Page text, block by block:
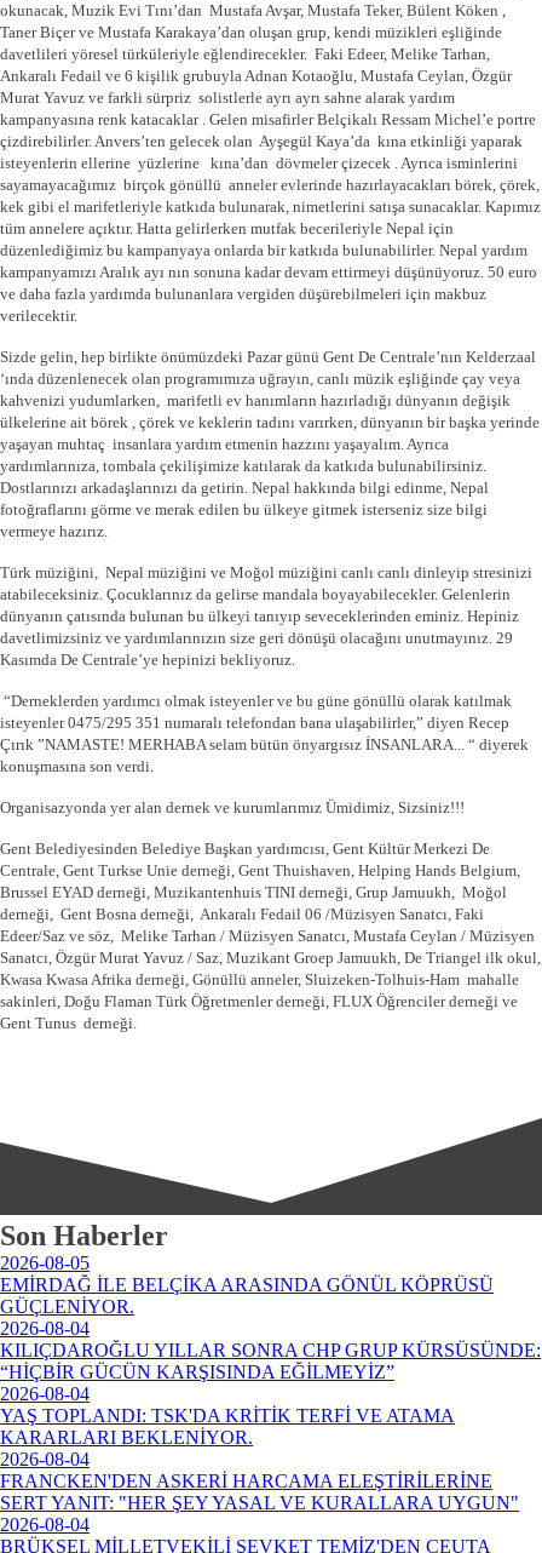
okunacak, Muzik Evi Tını’dan Mustafa Avşar, Mustafa Teker, Bülent Köken ,
Taner Biçer ve Mustafa Karakaya’dan oluşan grup, kendi müzikleri eşliğinde
davetlileri yöresel türküleriyle eğlendirecekler. Faki Edeer, Melike Tarhan,
Ankaralı Fedail ve 6 kişilik grubuyla Adnan Kotaoğlu, Mustafa Ceylan, Özgür
Murat Yavuz ve farkli sürpriz solistlerle ayrı ayrı sahne alarak yardım
kampanyasına renk katacaklar . Gelen misafirler Belçikalı Ressam Michel’e portre
çizdirebilirler. Anvers’ten gelecek olan Ayşegül Kaya’da kına etkinliği yaparak
isteyenlerin ellerine yüzlerine kına’dan dövmeler çizecek . Ayrıca isminlerini
sayamayacağımız birçok gönüllü anneler evlerinde hazırlayacakları börek, çörek,
kek gibi el marifetleriyle katkıda bulunarak, nimetlerini satışa sunacaklar. Kapımız
tüm annelere açıktır. Hatta gelirlerken mutfak becerileriyle Nepal için
düzenlediğimiz bu kampanyaya onlarda bir katkıda bulunabilirler. Nepal yardım
kampanyamızı Aralık ayı nın sonuna kadar devam ettirmeyi düşünüyoruz. 50 euro
ve daha fazla yardımda bulunanlara vergiden düşürebilmeleri için makbuz
verilecektir.
Sizde gelin, hep birlikte önümüzdeki Pazar günü Gent De Centrale’nın Kelderzaal
‘ında düzenlenecek olan programımıza uğrayın, canlı müzik eşliğinde çay veya
kahvenizi yudumlarken, marifetli ev hanımların hazırladığı dünyanın değişik
ülkelerine ait börek , çörek ve keklerin tadını varırken, dünyanın bir başka yerinde
yaşayan muhtaç insanlara yardım etmenin hazzını yaşayalım. Ayrıca
yardımlarınıza, tombala çekilişimize katılarak da katkıda bulunabilirsiniz.
Dostlarınızı arkadaşlarınızı da getirin. Nepal hakkında bilgi edinme, Nepal
fotoğraflarını görme ve merak edilen bu ülkeye gitmek isterseniz size bilgi
vermeye hazırız.
Türk müziğini, Nepal müziğini ve Moğol müziğini canlı canlı dinleyip stresinizi
atabileceksiniz. Çocuklarınız da gelirse mandala boyayabilecekler. Gelenlerin
dünyanın çatısında bulunan bu ülkeyi tanıyıp seveceklerinden eminiz. Hepiniz
davetlimizsiniz ve yardımlarınızın size geri dönüşü olacağını unutmayınız. 29
Kasımda De Centrale’ye hepinizi bekliyoruz.
“Derneklerden yardımcı olmak isteyenler ve bu güne gönüllü olarak katılmak
isteyenler 0475/295 351 numaralı telefondan bana ulaşabilirler,” diyen Recep
Çırık ”NAMASTE! MERHABA selam bütün önyargısız İNSANLARA... “ diyerek
konuşmasına son verdi.
Organisazyonda yer alan dernek ve kurumlarımız Ümidimiz, Sizsiniz!!!
Gent Belediyesinden Belediye Başkan yardımcısı, Gent Kültür Merkezi De
Centrale, Gent Turkse Unie derneği, Gent Thuishaven, Helping Hands Belgium,
Brussel EYAD derneği, Muzikantenhuis TINI derneği, Grup Jamuukh, Moğol
derneği, Gent Bosna derneği, Ankaralı Fedail 06 /Müzisyen Sanatcı, Faki
Edeer/Saz ve söz, Melike Tarhan / Müzisyen Sanatcı, Mustafa Ceylan / Müzisyen
Sanatcı, Özgür Murat Yavuz / Saz, Muzikant Groep Jamuukh, De Triangel ilk okul,
Kwasa Kwasa Afrika derneği, Gönüllü anneler, Sluizeken-Tolhuis-Ham mahalle
sakinleri, Doğu Flaman Türk Öğretmenler derneği, FLUX Öğrenciler derneği ve
Gent Tunus derneği.
Son Haberler
2026-08-05
EMİRDAĞ İLE BELÇİKA ARASINDA GÖNÜL KÖPRÜSÜ
GÜÇLENİYOR.
2026-08-04
KILIÇDAROĞLU YILLAR SONRA CHP GRUP KÜRSÜSÜNDE:
“HİÇBİR GÜCÜN KARŞISINDA EĞİLMEYİZ”
2026-08-04
YAŞ TOPLANDI: TSK'DA KRİTİK TERFİ VE ATAMA
KARARLARI BEKLENİYOR.
2026-08-04
FRANCKEN'DEN ASKERİ HARCAMA ELEŞTİRİLERİNE
SERT YANIT: "HER ŞEY YASAL VE KURALLARA UYGUN"
2026-08-04
BRÜKSEL MİLLETVEKİLİ ŞEVKET TEMİZ'DEN CEUTA